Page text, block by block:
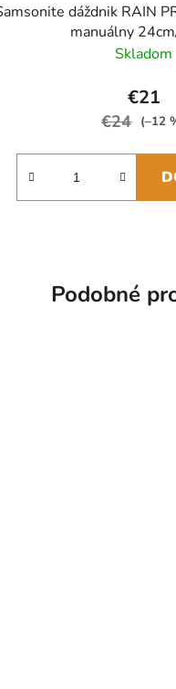
dáždnik RAIN
manuálny
Skladom
€21
€24 (–12
Podobné